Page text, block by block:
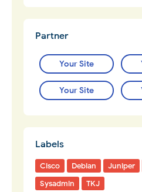
Partner
Your Site
Your Site
Labels
Cisco Debian Juniper
Sysadmin
TKJ